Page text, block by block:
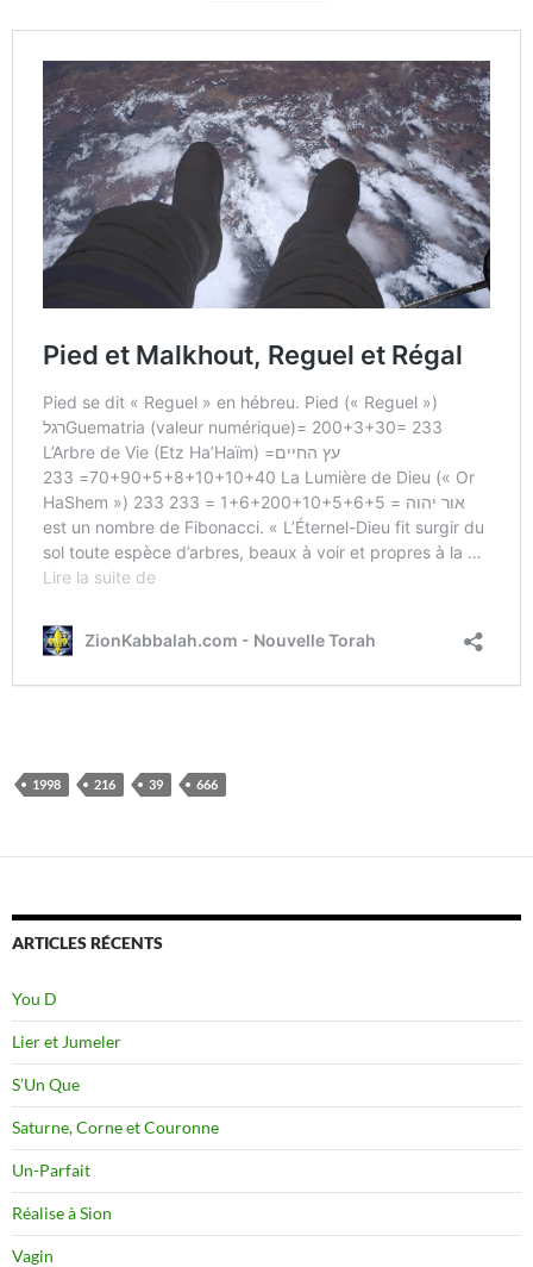
1998 216 39 666
ARTICLES RÉCENTS
You D
Lier et Jumeler
S’Un Que
Saturne, Corne et Couronne
Un-Parfait
Réalise à Sion
Vagin